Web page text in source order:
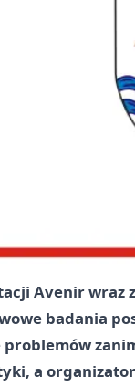
Avenir wraz
badania
a